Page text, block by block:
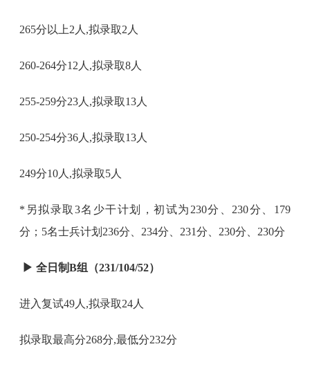
265分以上2人,拟录取2人
260-264分12人,拟录取8人
255-259分23人,拟录取13人
250-254分36人,拟录取13人
249分10人,拟录取5人
*另拟录取3名少干计划，初试为230分、230分、179
分；5名士兵计划236分、234分、231分、230分、230分
▶全日制B组（231/104/52）
进入复试49人,拟录取24人
拟录取最高分268分,最低分232分